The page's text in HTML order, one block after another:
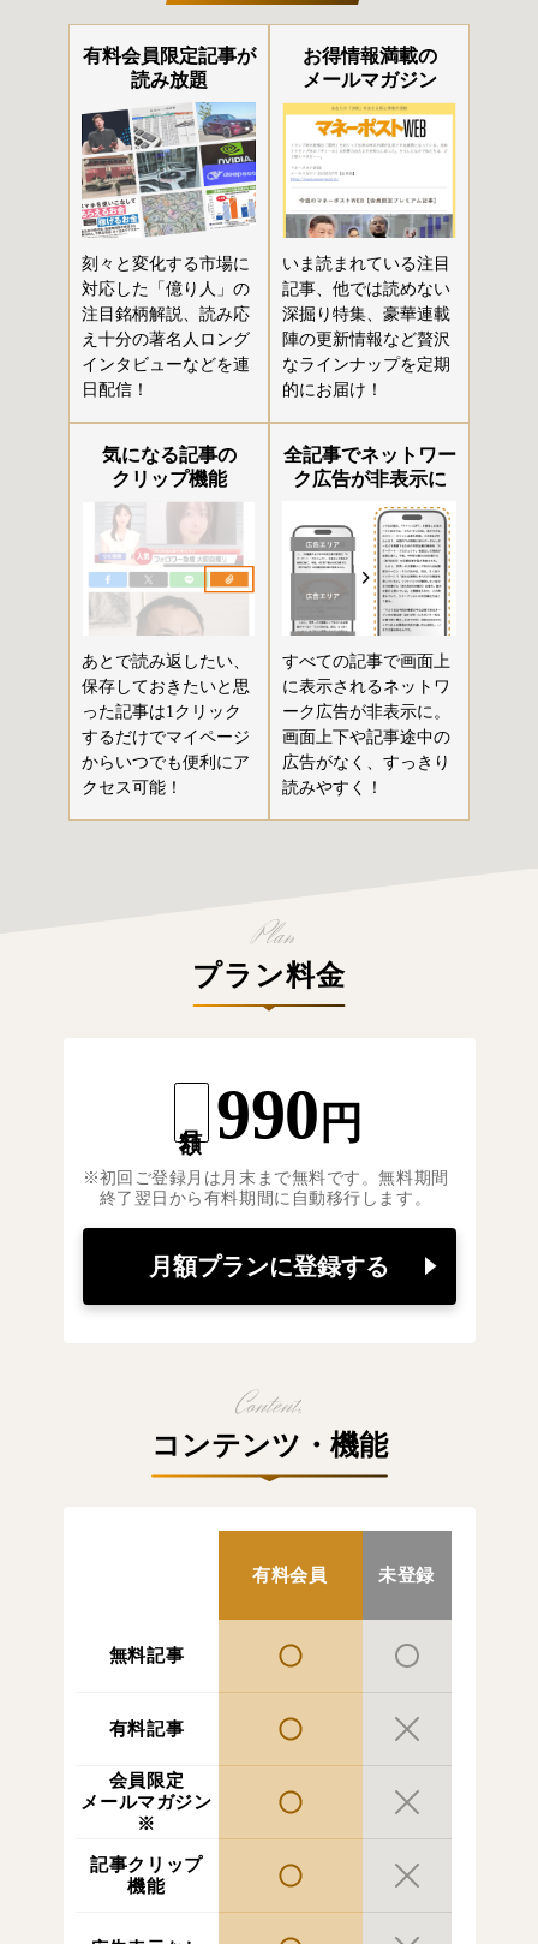
有料会員限定記事が
読み放題
刻々と変化する市場に
対応した「億り人」の
注目銘柄解説、読み応
え十分の著名人ロング
インタビューなどを連
日配信！
お得情報満載の
メールマガジン
いま読まれている注目
記事、他では読めない
深掘り特集、豪華連載
陣の更新情報など贅沢
なラインナップを定期
的にお届け！
気になる記事の
クリップ機能
あとで読み返したい、
保存しておきたいと思
った記事は1クリック
するだけでマイページ
からいつでも便利にア
クセス可能！
全記事でネットワー
ク広告が非表示に
すべての記事で画面上
に表示されるネットワ
ーク広告が非表示に。
画面上下や記事途中の
広告がなく、すっきり
読みやすく！
プラン料金
990 円
初回ご登録月は月末まで無料です。無料期間
終了翌日から有料期間に自動移行します。
月額プランに登録する
コンテンツ・機能
有料会員 未登録
無料記事
有料記事
会員限定
メールマガジン
※
記事クリップ
機能